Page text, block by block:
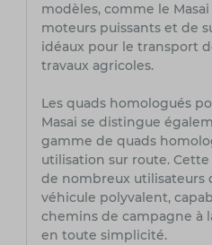
modèles, comme le
moteurs puissants et de
idéaux pour le transport
travaux agricoles.
Les quads homologués
Masai se distingue
gamme de quads
utilisation sur route.
de nombreux utilisateurs
véhicule polyvalent,
chemins de campagne à
en toute simplicité.